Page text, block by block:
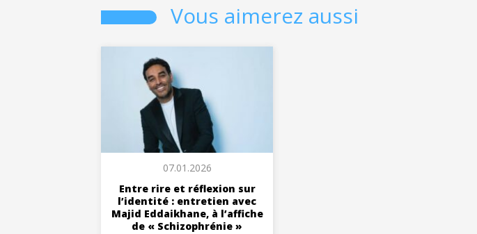
Vous aimerez aussi
07.01.2026
Entre rire et réflexion sur
l’identité : entretien avec
Majid Eddaikhane, à l’affiche
de « Schizophrénie »